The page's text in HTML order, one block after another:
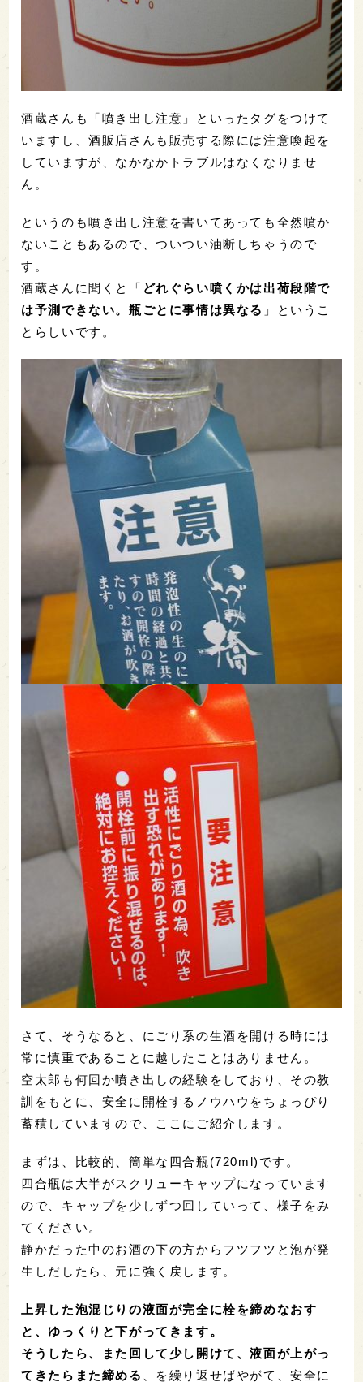
酒蔵さんも「噴き出し注意」といったタグをつけて
いますし、酒販店さんも販売する際には注意喚起を
していますが、なかなかトラブルはなくなりませ
ん。
というのも噴き出し注意を書いてあっても全然噴か
ないこともあるので、ついつい油断しちゃうので
す。
酒蔵さんに聞くと「 どれぐらい噴くかは出荷段階で
は予測できない。瓶ごとに事情は異なる 」というこ
とらしいです。
さて、そうなると、にごり系の生酒を開ける時には
常に慎重であることに越したことはありません。
空太郎も何回か噴き出しの経験をしており、その教
訓をもとに、安全に開栓するノウハウをちょっぴり
蓄積していますので、ここにご紹介します。
まずは、比較的、簡単な四合瓶(720ml)です。
四合瓶は大半がスクリューキャップになっています
ので、キャップを少しずつ回していって、様子をみ
てください。
静かだった中のお酒の下の方からフツフツと泡が発
生しだしたら、元に強く戻します。
上昇した泡混じりの液面が完全に栓を締めなおす
と、ゆっくりと下がってきます。
そうしたら、また回して少し開けて、液面が上がっ
てきたらまた締める
、を繰り返せばやがて、安全に